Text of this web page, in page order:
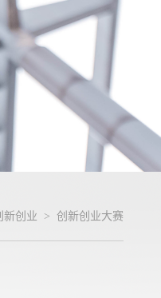
新创业 > 创新创业大赛